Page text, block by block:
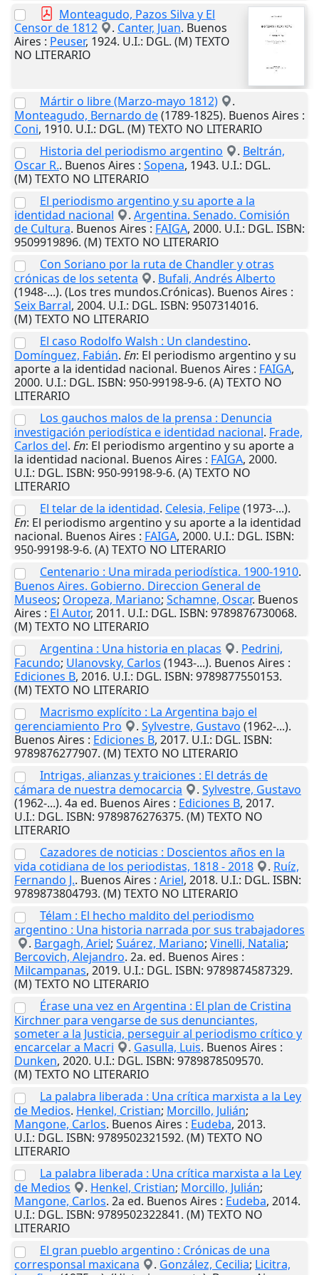
Monteagudo, Pazos Silva y El
Censor de 1812
. Canter, Juan. Buenos
Aires : Peuser, 1924. U.I.: DGL. (M) TEXTO
NO LITERARIO
Mártir o libre (Marzo-mayo 1812)
.
Monteagudo, Bernardo de(1789-1825). Buenos Aires :
Coni, 1910. U.I.: DGL. (M) TEXTO NO LITERARIO
Historia del periodismo argentino
. Beltrán,
Oscar R.. Buenos Aires : Sopena, 1943. U.I.: DGL.
(M) TEXTO NO LITERARIO
El periodismo argentino y su aporte a la
identidad nacional
. Argentina. Senado. Comisión
de Cultura. Buenos Aires : FAIGA, 2000. U.I.: DGL. ISBN:
9509919896. (M) TEXTO NO LITERARIO
Con Soriano por la ruta de Chandler y otras
crónicas de los setenta
. Bufali, Andrés Alberto
(1948-...). (Los tres mundos.Crónicas). Buenos Aires :
Seix Barral, 2004. U.I.: DGL. ISBN: 9507314016.
(M) TEXTO NO LITERARIO
El caso Rodolfo Walsh : Un clandestino.
Domínguez, Fabián. En: El periodismo argentino y su
aporte a la identidad nacional. Buenos Aires : FAIGA,
2000. U.I.: DGL. ISBN: 950-99198-9-6. (A) TEXTO NO
LITERARIO
Los gauchos malos de la prensa : Denuncia
investigación periodística e identidad nacional. Frade,
Carlos del. En: El periodismo argentino y su aporte a
la identidad nacional. Buenos Aires : FAIGA, 2000.
U.I.: DGL. ISBN: 950-99198-9-6. (A) TEXTO NO
LITERARIO
El telar de la identidad. Celesia, Felipe(1973-...).
En: El periodismo argentino y su aporte a la identidad
nacional. Buenos Aires : FAIGA, 2000. U.I.: DGL. ISBN:
950-99198-9-6. (A) TEXTO NO LITERARIO
Centenario : Una mirada periodística. 1900-1910.
Buenos Aires. Gobierno. Direccion General de
Museos; Oropeza, Mariano; Schamne, Oscar. Buenos
Aires : El Autor, 2011. U.I.: DGL. ISBN: 9789876730068.
(M) TEXTO NO LITERARIO
Argentina : Una historia en placas
. Pedrini,
Facundo; Ulanovsky, Carlos (1943-...). Buenos Aires :
Ediciones B, 2016. U.I.: DGL. ISBN: 9789877550153.
(M) TEXTO NO LITERARIO
Macrismo explícito : La Argentina bajo el
gerenciamiento Pro
. Sylvestre, Gustavo (1962-...).
Buenos Aires : Ediciones B, 2017. U.I.: DGL. ISBN:
9789876277907. (M) TEXTO NO LITERARIO
Intrigas, alianzas y traiciones : El detrás de
cámara de nuestra democarcia
. Sylvestre, Gustavo
(1962-...). 4a ed. Buenos Aires : Ediciones B, 2017.
U.I.: DGL. ISBN: 9789876276375. (M) TEXTO NO
LITERARIO
Cazadores de noticias : Doscientos años en la
vida cotidiana de los periodistas, 1818 - 2018
. Ruíz,
Fernando J.. Buenos Aires : Ariel, 2018. U.I.: DGL. ISBN:
9789873804793. (M) TEXTO NO LITERARIO
Télam : El hecho maldito del periodismo
argentino : Una historia narrada por sus trabajadores
. Bargagh, Ariel; Suárez, Mariano; Vinelli, Natalia;
Bercovich, Alejandro. 2a. ed. Buenos Aires :
Milcampanas, 2019. U.I.: DGL. ISBN: 9789874587329.
(M) TEXTO NO LITERARIO
Érase una vez en Argentina : El plan de Cristina
Kirchner para vengarse de sus denunciantes,
someter a la Justicia, perseguir al periodismo crítico y
encarcelar a Macri
. Gasulla, Luis. Buenos Aires :
Dunken, 2020. U.I.: DGL. ISBN: 9789878509570.
(M) TEXTO NO LITERARIO
La palabra liberada : Una crítica marxista a la Ley
de Medios. Henkel, Cristian; Morcillo, Julián;
Mangone, Carlos. Buenos Aires : Eudeba, 2013.
U.I.: DGL. ISBN: 9789502321592. (M) TEXTO NO
LITERARIO
La palabra liberada : Una crítica marxista a la Ley
de Medios
. Henkel, Cristian; Morcillo, Julián;
Mangone, Carlos. 2a ed. Buenos Aires : Eudeba, 2014.
U.I.: DGL. ISBN: 9789502322841. (M) TEXTO NO
LITERARIO
El gran pueblo argentino : Crónicas de una
corresponsal maxicana
. González, Cecilia; Licitra,